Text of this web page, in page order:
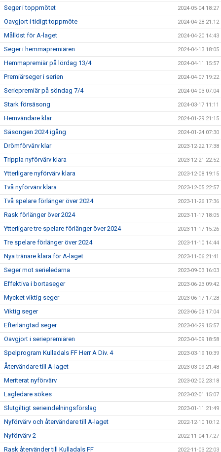
Seger i toppmötet 2024-05-04 18:27
Oavgjort i tidigt toppmöte 2024-04-28 21:12
Mållöst för A-laget 2024-04-20 14:43
Seger i hemmapremiären 2024-04-13 18:05
Hemmapremiär på lördag 13/4 2024-04-11 15:57
Premiärseger i serien 2024-04-07 19:22
Seriepremiär på söndag 7/4 2024-04-03 07:04
Stark försäsong 2024-03-17 11:11
Hemvändare klar 2024-01-29 21:15
Säsongen 2024 igång 2024-01-24 07:30
Drömförvärv klar 2023-12-22 17:38
Trippla nyförvärv klara 2023-12-21 22:52
Ytterligare nyförvärv klara 2023-12-08 19:15
Två nyförvärv klara 2023-12-05 22:57
Två spelare förlänger över 2024 2023-11-26 17:36
Rask förlänger över 2024 2023-11-17 18:05
Ytterligare tre spelare förlänger över 2024 2023-11-17 15:26
Tre spelare förlänger över 2024 2023-11-10 14:44
Nya tränare klara för A-laget 2023-11-06 21:41
Seger mot serieledarna 2023-09-03 16:03
Effektiva i bortaseger 2023-06-23 09:42
Mycket viktig seger 2023-06-17 17:28
Viktig seger 2023-06-03 17:04
Efterlängtad seger 2023-04-29 15:57
Oavgjort i seriepremiären 2023-04-09 18:58
Spelprogram Kulladals FF Herr A Div. 4 2023-03-19 10:39
Återvändare till A-laget 2023-03-09 21:48
Meriterat nyförvärv 2023-02-02 23:18
Lagledare sökes 2023-02-01 15:07
Slutgiltigt serieindelningsförslag 2023-01-11 21:49
Nyförvärv och återvändare till A-laget 2022-12-10 10:12
Nyförvärv 2 2022-11-04 17:27
Rask återvänder till Kulladals FF 2022-11-03 22:03